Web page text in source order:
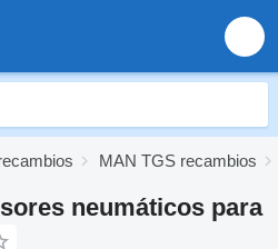
MAN TGS recambios
neumáticos para